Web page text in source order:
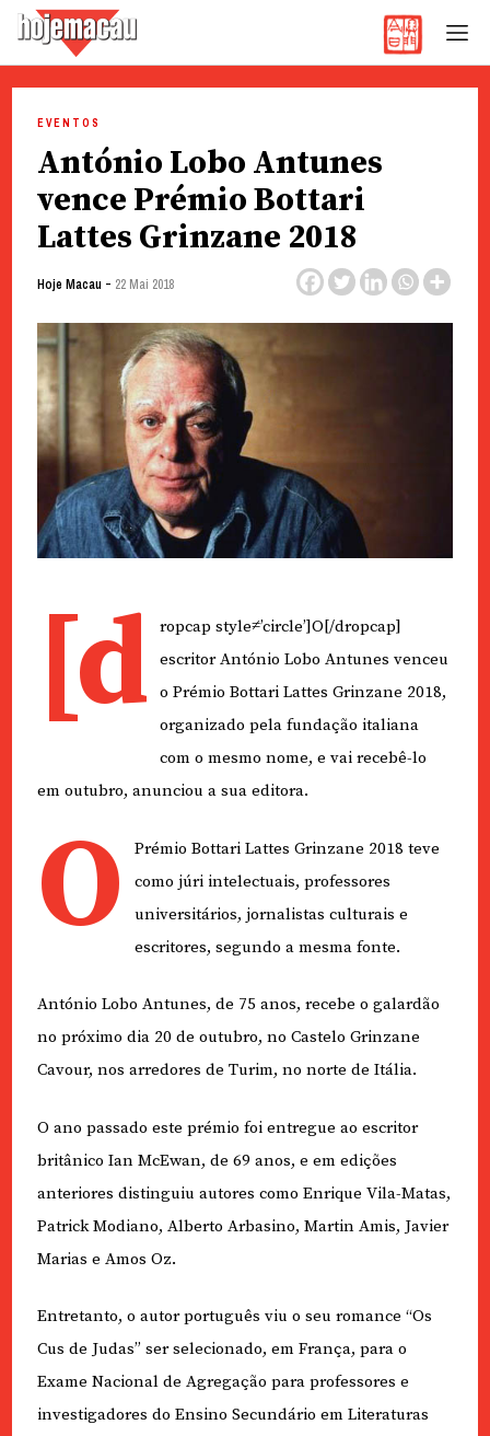
content
EVENTOS
António Lobo Antunes
vence Prémio Bottari
Lattes Grinzane 2018
Hoje Macau - 22 Mai 2018
[d
ropcap style≠’circle’]O[/dropcap]
escritor António Lobo Antunes venceu
o Prémio Bottari Lattes Grinzane 2018,
organizado pela fundação italiana
com o mesmo nome, e vai recebê-lo
em outubro, anunciou a sua editora.
O
Prémio Bottari Lattes Grinzane 2018 teve
como júri intelectuais, professores
universitários, jornalistas culturais e
escritores, segundo a mesma fonte.
António Lobo Antunes, de 75 anos, recebe o galardão
no próximo dia 20 de outubro, no Castelo Grinzane
Cavour, nos arredores de Turim, no norte de Itália.
O ano passado este prémio foi entregue ao escritor
britânico Ian McEwan, de 69 anos, e em edições
anteriores distinguiu autores como Enrique Vila-Matas,
Patrick Modiano, Alberto Arbasino, Martin Amis, Javier
Marias e Amos Oz.
Entretanto, o autor português viu o seu romance “Os
Cus de Judas” ser selecionado, em França, para o
Exame Nacional de Agregação para professores e
investigadores do Ensino Secundário em Literaturas